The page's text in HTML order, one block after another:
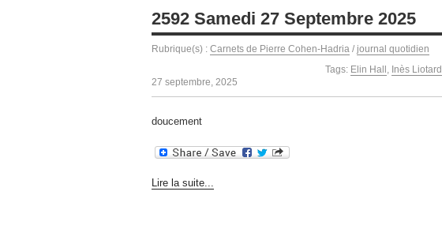
2592 Samedi 27 Septembre 2025
Rubrique(s) : Carnets de Pierre Cohen-Hadria / journal quotidien
Tags: Elin Hall Inès Liotard
27 septembre, 2025
doucement
Lire la suite...